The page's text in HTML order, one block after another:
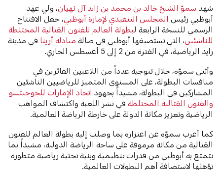
شهد سموّ الشيخ خالد بن محمد بن زايد آل نهيان، ولي عهد
أبوظبي رئيس المجلس التنفيذي لإمارة أبوظبي، حفل الافتتاح
الرسمي للنسخة الرابعة لبطولة العالم للفنون القتالية المختلطة
للناشئين، التي تستضيفها أبوظبي في صالة مبادلة أرينا في مدينة
زايد الرياضية، في الفترة من 2 إلى 5 أغسطس الجاري.
وأثنى سموّه، خلال تتوجيه عدداً من اللاعبين الفائزين في
منافسات البطولة، على المستوى المتميز للرياضيين الناشئين
المشاركين في البطولة، مشيداً بجهود اتحاد الإمارات للجوجيتسو
والفنون القتالية المختلطة في نشر اللعبة واكتشاف المواهب
الرياضية وتعزيز مكانة الدولة على خارطة الرياضة العالمية.
كما أعرب سموّه عن اعتزازه بما وصلت إليه بطولة العالم للفنون
القتالية من مكانة مرموقة على ساحة الرياضة الدولية، مشيداً بما
تتمتع به أبوظبي من قدرات تنظيمية وبنية تحتية رياضية متطورة
تؤهلها لاستضافة أهم البطولات العالمية.